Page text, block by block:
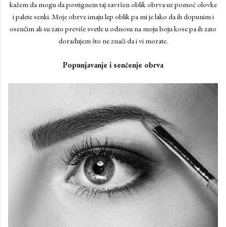
kažem da mogu da postignem taj savršen oblik obrva uz pomoć olovke
i palete senki. Moje obrve imaju lep oblik pa mi je lako da ih dopunim i
osenčim ali su zato previše svetle u odnosu na moju boju kose pa ih zato
dorađujem što ne znači da i vi morate.
Popunjavanje i senčenje obrva